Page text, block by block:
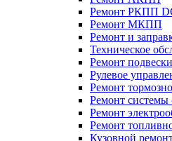
Ремонт РКПП
Ремонт МКПП
Ремонт и
Техническое
Ремонт подвески
Рулевое
Ремонт
Ремонт системы
Ремонт
Ремонт
Кузовной